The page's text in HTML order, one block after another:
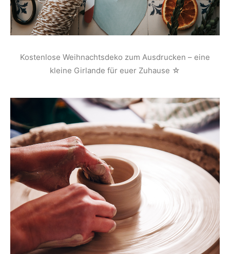
Kostenlose Weihnachtsdeko zum Ausdrucken – eine
kleine Girlande für euer Zuhause ☆